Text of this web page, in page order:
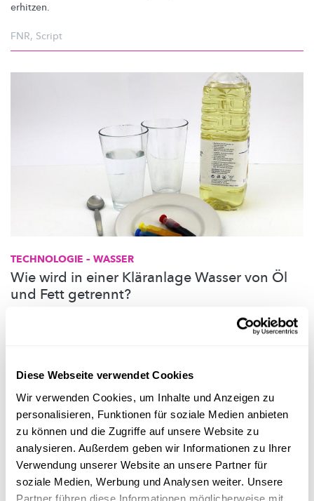
Diese Webseite verwendet Cookies
Wir verwenden Cookies, um Inhalte und Anzeigen zu
personalisieren, Funktionen für soziale Medien anbieten
zu können und die Zugriffe auf unsere Website zu
analysieren. Außerdem geben wir Informationen zu Ihrer
Verwendung unserer Website an unsere Partner für
soziale Medien, Werbung und Analysen weiter. Unsere
Partner führen diese Informationen möglicherweise mit
erhitzen.
FNR, Script
TECHNOLOGIE – WASSER
Wie wird in einer Kläranlage Wasser von Öl
und Fett getrennt?
SchülerInnen,
Polarität und verschiedener
FNR,Script